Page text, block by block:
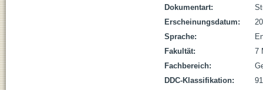
Dokumentart:
Erscheinungsdatum:
Sprache:
Fakultät:
7
Fachbereich:
DDC-Klassifikation: